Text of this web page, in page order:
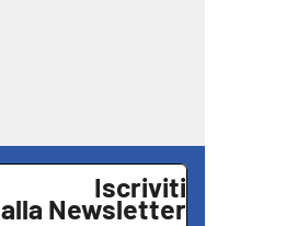
Iscriviti
alla Newsletter